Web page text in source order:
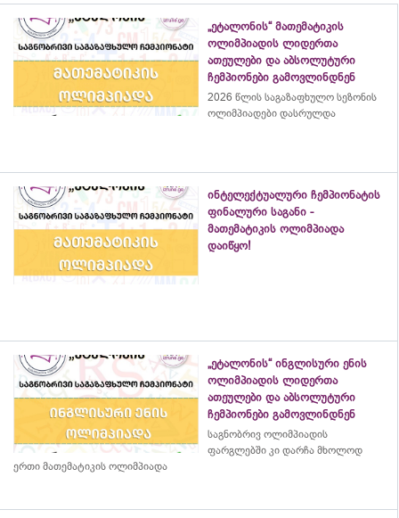
„ეტალონის“ მათემატიკის
ოლიმპიადის ლიდერთა
ათეულები და აბსოლუტური
ჩემპიონები გამოვლინდნენ
2026 წლის საგაზაფხულო სეზონის
ოლიმპიადები დასრულდა
ინტელექტუალური ჩემპიონატის
ფინალური საგანი -
მათემატიკის ოლიმპიადა
დაიწყო!
„ეტალონის“ ინგლისური ენის
ოლიმპიადის ლიდერთა
ათეულები და აბსოლუტური
ჩემპიონები გამოვლინდნენ
საგნობრივ ოლიმპიადის
ფარგლებში კი დარჩა მხოლოდ
ერთი მათემატიკის ოლიმპიადა